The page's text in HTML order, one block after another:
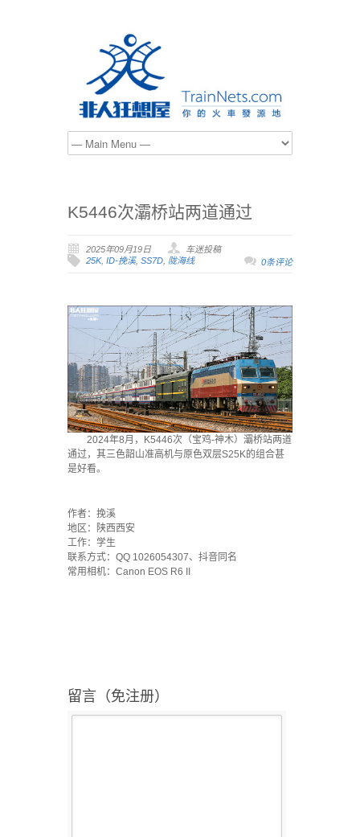
K5446次灞桥站两道通过
2025年09月19日
车迷投稿
25K, ID-挽溪, SS7D, 陇海线 0条评论
2024年8月，K5446次（宝鸡-神木）灞桥站两道
通过，其三色韶山准高机与原色双层S25K的组合甚
是好看。
作者：挽溪
地区：陕西西安
工作：学生
联系方式：QQ 1026054307、抖音同名
常用相机：Canon EOS R6 II
留言（免注册）